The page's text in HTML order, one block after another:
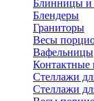
Блинницы и
Блендеры
Граниторы
Весы
Вафельницы
Контактные
Стеллажи
Стеллажи